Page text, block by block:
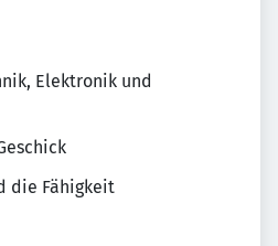
Elektronik und
die Fähigkeit